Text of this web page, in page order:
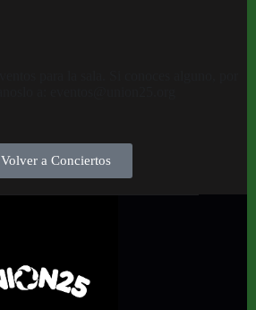
Volver a Conciertos